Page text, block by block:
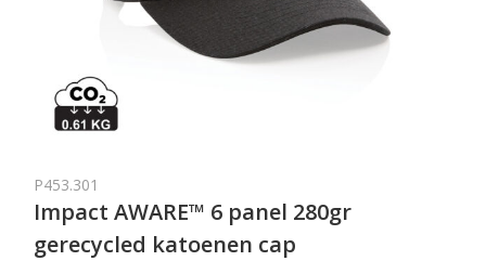
P453.301
Impact AWARE™ 6 panel 280gr
gerecycled katoenen cap